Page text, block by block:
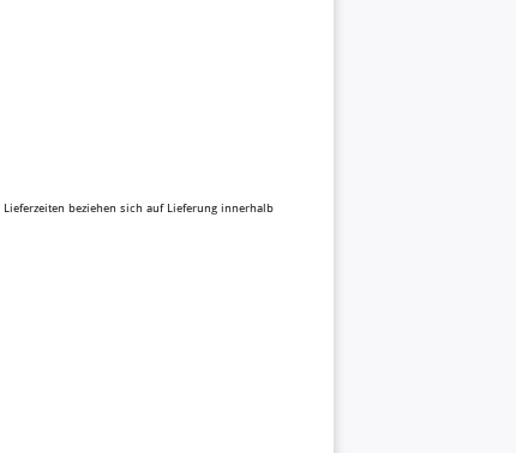
beziehen sich auf Lieferung innerhalb